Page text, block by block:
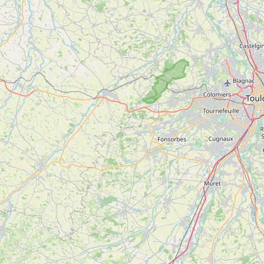
Sur réservation
5
Parapente Family
MOULIS
Voir
plus